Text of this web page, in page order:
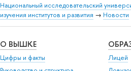
Национальный исследовательский
изучения институтов и развития → Новости
О ВЫШКЕ
Цифры и факты
Лицей